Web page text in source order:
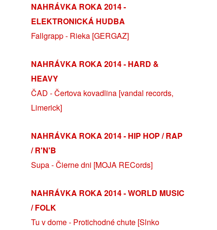
NAHRÁVKA ROKA 2014 -
ELEKTRONICKÁ HUDBA
Fallgrapp - Rieka [GERGAZ]
NAHRÁVKA ROKA 2014 - HARD &
HEAVY
ČAD - Čertova kovadlina [vandal records,
Limerick]
NAHRÁVKA ROKA 2014 - HIP HOP / RAP
/ R'N'B
Supa - Čierne dni [MOJA RECords]
NAHRÁVKA ROKA 2014 - WORLD MUSIC
/ FOLK
Tu v dome - Protichodné chute [Slnko